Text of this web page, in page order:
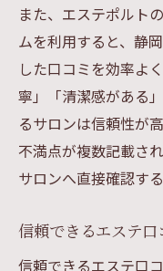
また、エステポルト
ムを利用すると、静
した口コミを効率よ
寧」「清潔感がある
るサロンは信頼性が
不満点が複数記載さ
サロンへ直接確認す
信頼できるエステ
信頼できるエステ口